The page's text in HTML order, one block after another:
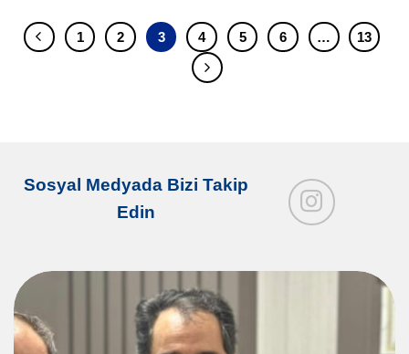
1 2 3 4 5 6 … 13
Sosyal Medyada Bizi Takip
Edin